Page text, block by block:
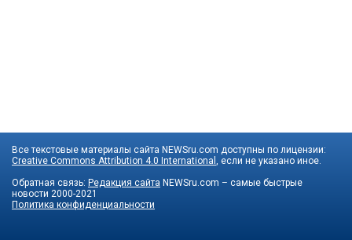
Все текстовые материалы сайта NEWSru.com доступны по лицензии:
Creative Commons Attribution 4.0 International
, если не указано иное.
Обратная связь: Редакция сайта NEWSru.com – самые быстрые
новости 2000-2021
Политика конфиденциальности